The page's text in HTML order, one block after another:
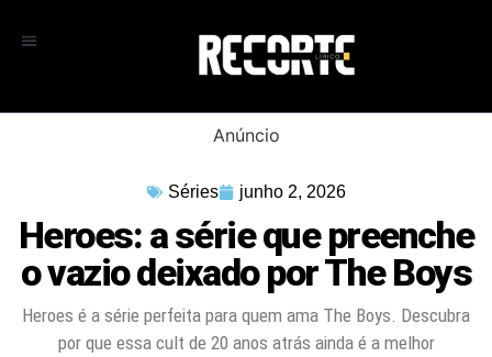
Anúncio
Séries junho 2, 2026
Heroes: a série que preenche
o vazio deixado por The Boys
Heroes é a série perfeita para quem ama The Boys. Descubra
por que essa cult de 20 anos atrás ainda é a melhor